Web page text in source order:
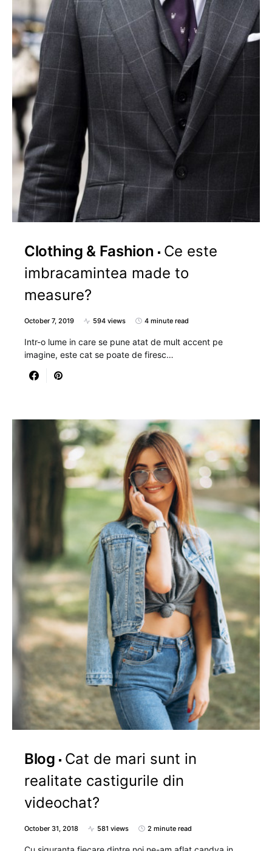
Clothing & Fashion
Ce este
imbracamintea made to
measure?
October 7, 2019 594 views 4 minute read
Intr-o lume in care se pune atat de mult accent pe
imagine, este cat se poate de firesc…
Blog
Cat de mari sunt in
realitate castigurile din
videochat?
October 31, 2018 581 views 2 minute read